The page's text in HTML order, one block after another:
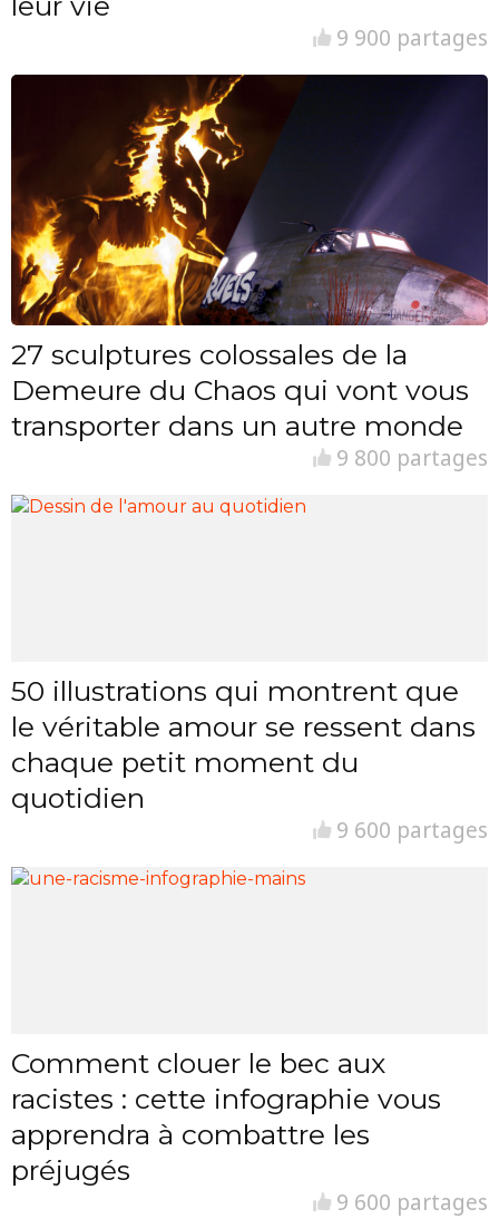
9 900 partages
27 sculptures colossales de la
Demeure du Chaos qui vont vous
transporter dans un autre monde
9 800 partages
50 illustrations qui montrent que
le véritable amour se ressent dans
chaque petit moment du
quotidien
9 600 partages
Comment clouer le bec aux
racistes : cette infographie vous
apprendra à combattre les
préjugés
9 600 partages